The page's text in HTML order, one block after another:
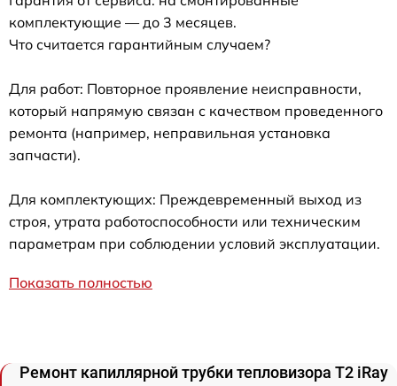
комплектующие — до 3 месяцев.
Что считается гарантийным случаем?
Для работ: Повторное проявление неисправности,
который напрямую связан с качеством проведенного
ремонта (например, неправильная установка
запчасти).
Для комплектующих: Преждевременный выход из
строя, утрата работоспособности или техническим
параметрам при соблюдении условий эксплуатации.
Показать полностью
Ремонт капиллярной трубки тепловизора T2 iRay